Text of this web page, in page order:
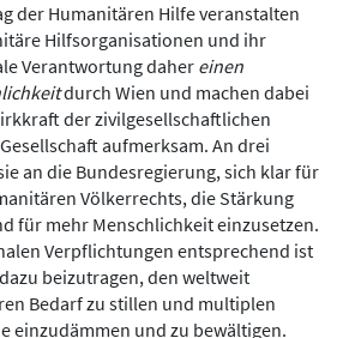
der Humanitären Hilfe veranstalten
Hilfsorganisationen und ihr
Verantwortung daher einen
durch Wien und machen dabei
der zivilgesellschaftlichen
aufmerksam. An drei
an die Bundesregierung, sich klar für
Völkerrechts, die Stärkung
für mehr Menschlichkeit einzusetzen.
Verpflichtungen entsprechend ist
beizutragen, den weltweit
Bedarf zu stillen und multiplen
einzudämmen und zu bewältigen.